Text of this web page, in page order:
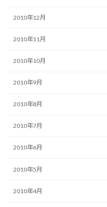
2010年12月
2010年11月
2010年10月
2010年9月
2010年8月
2010年7月
2010年6月
2010年5月
2010年4月